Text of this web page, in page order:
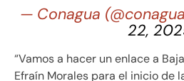
— Conagua
22,
“Vamos a hacer un enlace a
Efraín Morales para el inicio de